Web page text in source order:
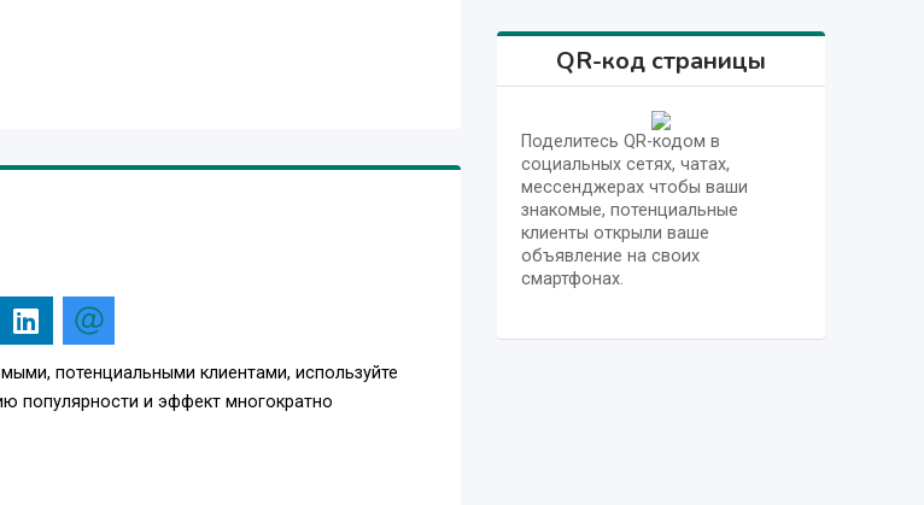
потенциальными клиентами, используйте
популярности и эффект многократно
QR-код страницы
Поделитесь QR-кодом в
социальных сетях, чатах,
мессенджерах чтобы ваши
знакомые, потенциальные
клиенты открыли ваше
объявление на своих
смартфонах.